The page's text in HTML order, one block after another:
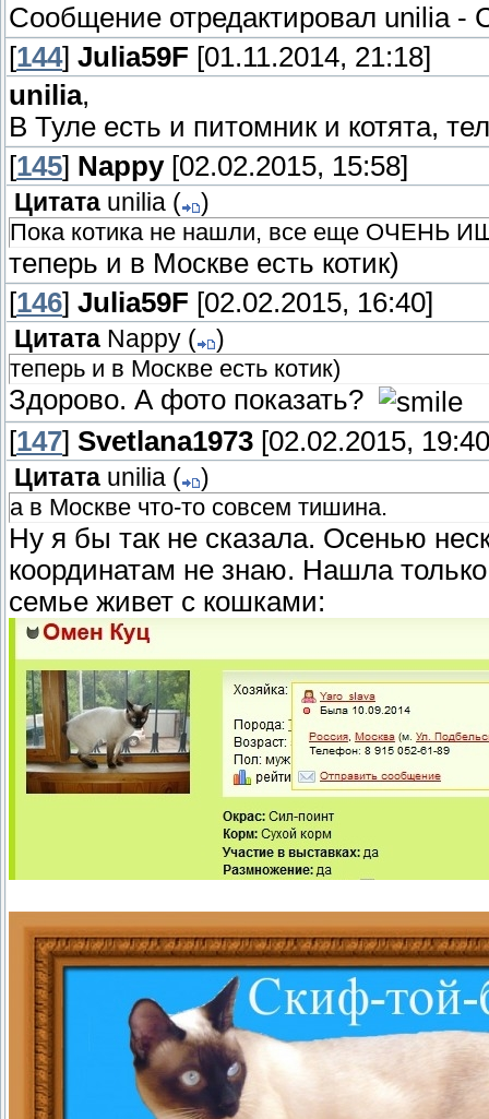
Сообщение отредактировал unilia-
[144] Julia59F [01.11.2014, 21:18]
unilia,
В Туле есть и питомник и котята,
[145] Nappy[02.02.2015, 15:58]
Цитата unilia (
)
Пока котика не нашли, все еще ОЧЕНЬ
теперь и в Москве есть котик)
[146] Julia59F [02.02.2015, 16:40]
Цитата Nappy (
)
теперь и в Москве есть котик)
Здорово. А фото показать?
[147] Svetlana1973 [02.02.2015,
Цитата unilia (
)
а в Москве что-то совсем тишина.
Ну я бы так не сказала. Осенью
координатам не знаю. Нашла
семье живет с кошками: